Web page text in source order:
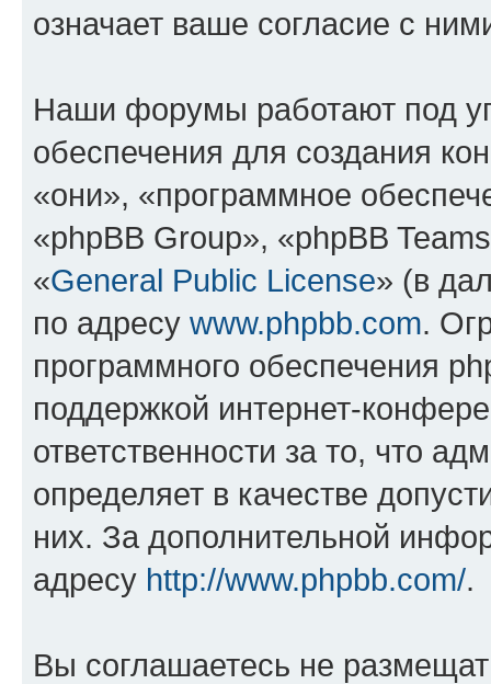
означает ваше согласие с
Наши форумы работают под
обеспечения для создания
«они», «программное
«phpBB Group», «phpBB
«General Public License» (в
по адресу www.phpbb.com.
программного обеспечения
поддержкой интернет-
ответственности за то, что
определяет в качестве
них. За дополнительной
адресу http://www.phpbb.com/.
Вы соглашаетесь не